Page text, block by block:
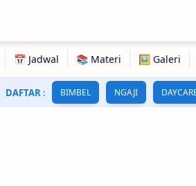
DAFTAR : BIMBEL NGAJI